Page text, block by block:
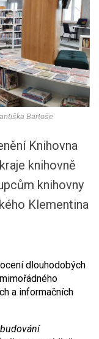
Bartoše
Knihovna
knihovně
knihovny
Klementina
dlouhodobých
a informačních